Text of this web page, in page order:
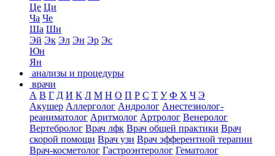
Це Ци
Ча Че
Ша Ши
Эй Эк Эл Эн Эр Эс
Юн
Ян
анализы и процедуры
врачи
А В Г Д И К Л М Н О П Р С Т У Ф Х Ч Э
Акушер Аллерголог Андролог Анестезиолог-
реаниматолог Аритмолог Артролог Венеролог
Вертебролог Врач лфк Врач общей практики Врач
скорой помощи Врач узи Врач эфферентной терапии
Врач-косметолог Гастроэнтеролог Гематолог